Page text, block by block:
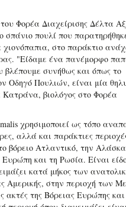
Φορέα Διαχείρισης Δέλτα
σπάνιο πουλί που
χιονόπαπια, στο παράκτιο
"Είδαμε ένα πανέμορφο
βλέπουμε συνήθως και όπως το
Οδηγό Πουλιών, είναι μία
Κατράνα, βιολόγος στο Φορέα
χρησιμοποιεί ως τόπο
αλλά και παράκτιες
βόρειο Ατλαντικό, την
και τη Ρωσία. Είναι
κατά μήκος των
Αμερικής, στην περιοχή των
της Βόρειας Ευρώπης και